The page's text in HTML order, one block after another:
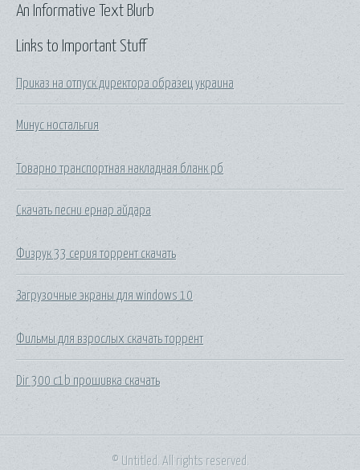
Links to Important Stuff
Приказ на отпуск директора образец украина
Минус ностальгия
Товарно транспортная накладная бланк рб
Скачать песни ернар айдара
Физрук 33 серия торрент скачать
Загрузочные экраны для windows 10
Фильмы для взрослых скачать торрент
Dir 300 c1b прошивка скачать
An Informative Text Blurb
© Untitled. All rights reserved.